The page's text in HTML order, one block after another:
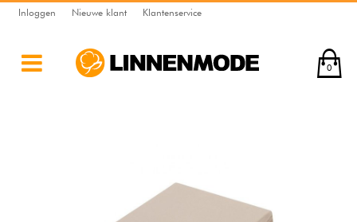
Inloggen Nieuwe klant Klantenservice
0